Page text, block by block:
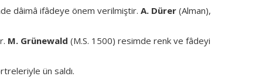
dâimâ ifâdeye önem verilmiştir. A. Dürer (Alman),
M. Grünewald (M.S. 1500) resimde renk ve fâdeyi
ün saldı.